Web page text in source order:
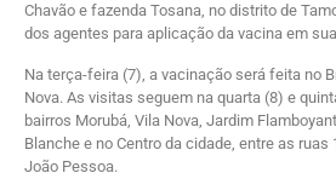
Chavão e fazenda Tosana, no distrito de
dos agentes para aplicação da vacina em
Na terça-feira (7), a vacinação será feita no
Nova. As visitas seguem na quarta (8) e
bairros Morubá, Vila Nova, Jardim
Blanche e no Centro da cidade, entre as ruas
João Pessoa.